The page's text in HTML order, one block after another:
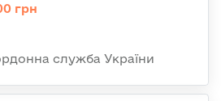
грн
служба України